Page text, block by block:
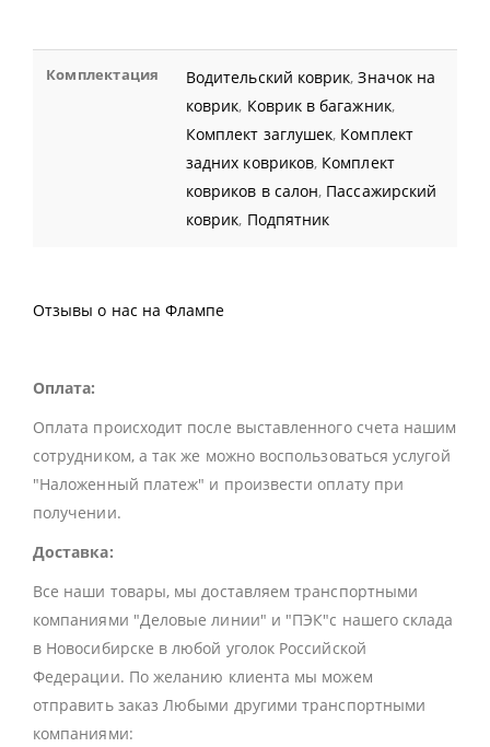
Комплектация Водительский коврик,Значок на
коврик, Коврик в багажник,
Комплект заглушек, Комплект
задних ковриков, Комплект
ковриков в салон, Пассажирский
коврик, Подпятник
Отзывы о нас на Флампе
Оплата:
Оплата происходит после выставленного счета нашим
сотрудником, а так же можно воспользоваться услугой
"Наложенный платеж" и произвести оплату при
получении.
Доставка:
Все наши товары, мы доставляем транспортными
компаниями "Деловые линии" и "ПЭК"с нашего склада
в Новосибирске в любой уголок Российской
Федерации. По желанию клиента мы можем
отправить заказ Любыми другими транспортными
компаниями: